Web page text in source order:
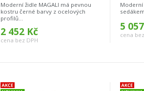
Moderní židle MAGALI má pevnou
kostru černé barvy z ocelových
profilů...
2 452 Kč
cena bez DPH
Moderní
5
cena